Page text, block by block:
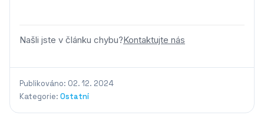
Našli jste v článku chybu?Kontaktujte nás
Publikováno: 02. 12. 2024
Kategorie: Ostatní